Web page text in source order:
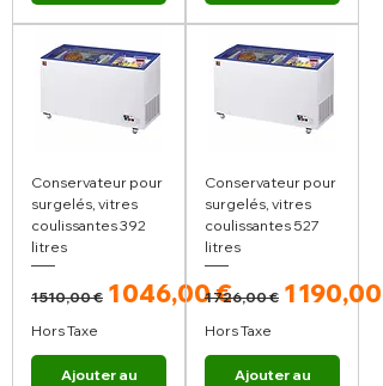
Conservateur pour
surgelés, vitres
coulissantes 392
litres
Prix original
1 510,00 € Prix promotionnel
1 046,00 €
Hors Taxe
Ajouter au
Conservateur pour
surgelés, vitres
coulissantes 527
litres
Prix original
1 726,00 € Prix
1 190,00
Hors Taxe
Ajouter au